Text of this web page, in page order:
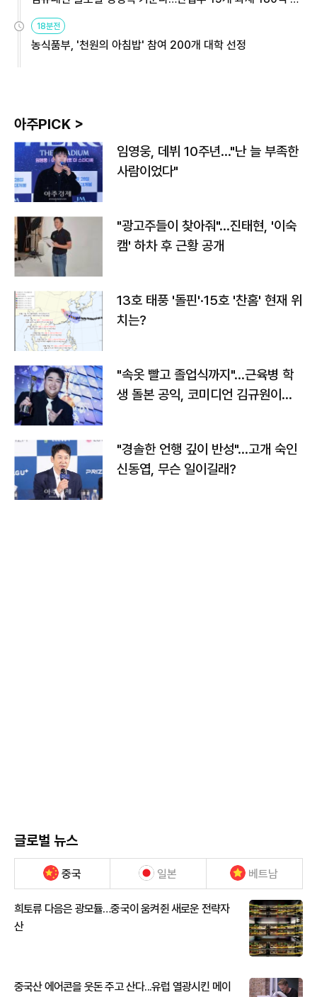
원
18분전
농식품부, '천원의 아침밥' 참여 200개 대학 선정
아주PICK >
임영웅, 데뷔 10주년…"난 늘 부족한
사람이었다"
"광고주들이 찾아줘"…진태현, '이숙
캠' 하차 후 근황 공개
13호 태풍 '돌핀'·15호 '찬홈' 현재 위
치는?
"속옷 빨고 졸업식까지"…근육병 학
생 돌본 공익, 코미디언 김규원이었
"경솔한 언행 깊이 반성"…고개 숙인
신동엽, 무슨 일이길래?
글로벌 뉴스
중국 일본 베트남
희토류 다음은 광모듈…중국이 움켜쥔 새로운 전략자
산
중국산 에어콘을 웃돈 주고 산다...유럽 열광시킨 메이